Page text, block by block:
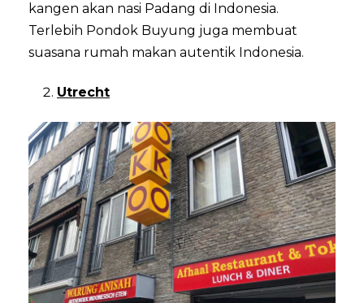
kangen akan nasi Padang di Indonesia.
Terlebih Pondok Buyung juga membuat
suasana rumah makan autentik Indonesia.
Utrecht